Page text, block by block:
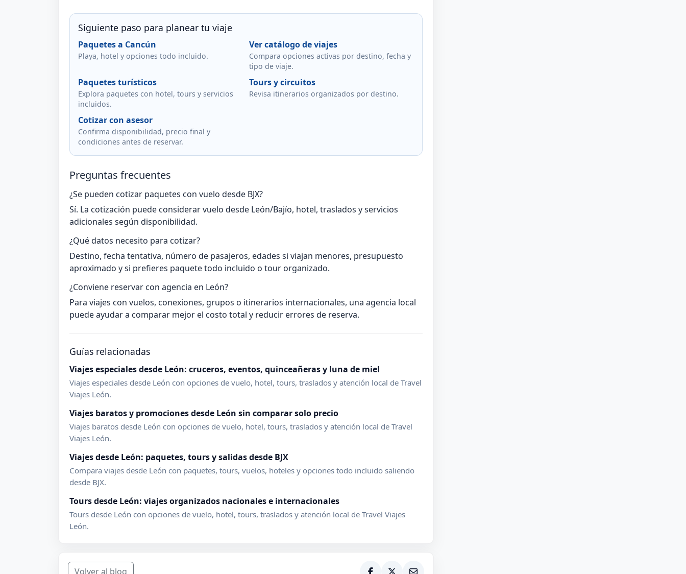
Siguiente paso para planear tu viaje
Paquetes a Cancún
Playa, hotel y opciones todo incluido.
Ver catálogo de viajes
Compara opciones activas por destino, fecha y
tipo de viaje.
Paquetes turísticos
Explora paquetes con hotel, tours y servicios
incluidos.
Tours y circuitos
Revisa itinerarios organizados por destino.
Cotizar con asesor
Confirma disponibilidad, precio final y
condiciones antes de reservar.
Preguntas frecuentes
¿Se pueden cotizar paquetes con vuelo desde BJX?
Sí. La cotización puede considerar vuelo desde León/Bajío, hotel, traslados y servicios
adicionales según disponibilidad.
¿Qué datos necesito para cotizar?
Destino, fecha tentativa, número de pasajeros, edades si viajan menores, presupuesto
aproximado y si prefieres paquete todo incluido o tour organizado.
¿Conviene reservar con agencia en León?
Para viajes con vuelos, conexiones, grupos o itinerarios internacionales, una agencia local
puede ayudar a comparar mejor el costo total y reducir errores de reserva.
Guías relacionadas
Viajes especiales desde León: cruceros, eventos, quinceañeras y luna de miel
Viajes especiales desde León con opciones de vuelo, hotel, tours, traslados y atención local de Travel
Viajes León.
Viajes baratos y promociones desde León sin comparar solo precio
Viajes baratos desde León con opciones de vuelo, hotel, tours, traslados y atención local de Travel
Viajes León.
Viajes desde León: paquetes, tours y salidas desde BJX
Compara viajes desde León con paquetes, tours, vuelos, hoteles y opciones todo incluido saliendo
desde BJX.
Tours desde León: viajes organizados nacionales e internacionales
Tours desde León con opciones de vuelo, hotel, tours, traslados y atención local de Travel Viajes
León.
Volver al blog